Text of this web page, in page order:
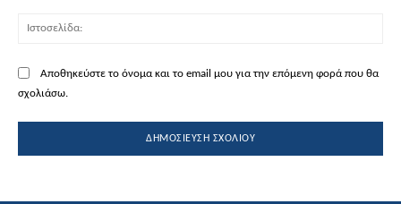
Αποθηκεύστε το όνομα και το email μου για την επόμενη φορά που θα
σχολιάσω.